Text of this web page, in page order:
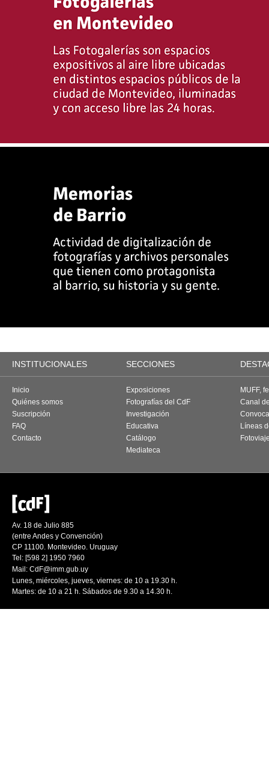
INSTITUCIONALES SECCIONES
Inicio
Quiénes somos
Suscripción
FAQ
Contacto
Exposiciones
Fotografías del CdF
Investigación
Educativa
Catálogo
Mediateca
MUFF,
Canal
Líneas
Av. 18 de Julio 885
(entre Andes y Convención)
CP 11100. Montevideo. Uruguay
Tel: [598 2] 1950 7960
Mail: CdF@imm.gub.uy
Lunes, miércoles, jueves, viernes: de 10 a 19.30 h.
Martes: de 10 a 21 h. Sábados de 9.30 a 14.30 h.